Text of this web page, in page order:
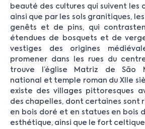
beauté des cultures qui suivent les
ainsi que par les sols granitiques,
genêts et de pins, qui
étendues de bosquets et de
vestiges des origines
promener dans les rues du
trouve l’église Matriz de São
national et temple roman du XIIe
existe des villages pittoresques
des chapelles, dont certaines sont
en bois doré et en statues en bois
esthétique, ainsi que le fort